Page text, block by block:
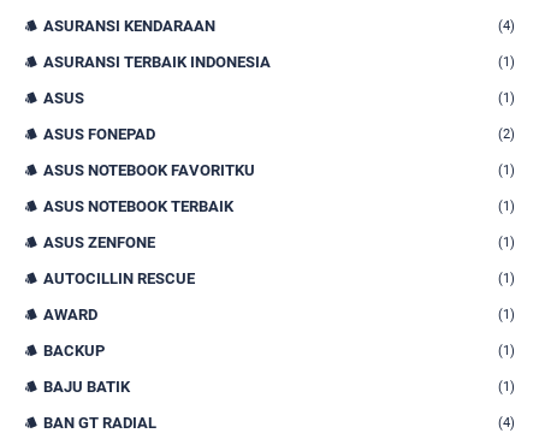
ASURANSI KENDARAAN (4)
ASURANSI TERBAIK INDONESIA (1)
ASUS (1)
ASUS FONEPAD (2)
ASUS NOTEBOOK FAVORITKU (1)
ASUS NOTEBOOK TERBAIK (1)
ASUS ZENFONE (1)
AUTOCILLIN RESCUE (1)
AWARD (1)
BACKUP (1)
BAJU BATIK (1)
BAN GT RADIAL (4)